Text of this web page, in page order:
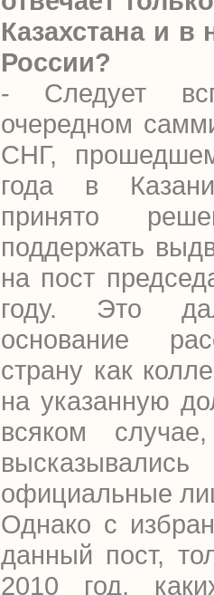
Казахстана и в
России?
- Следует
очередном
СНГ,
года в
принято
поддержать
на пост
году. Это
основание
страну как
на указанную
всяком
официальные
Однако с
данный пост,
2010 год,